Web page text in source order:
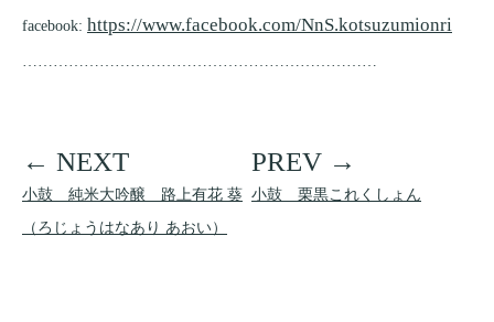
facebook: https://www.facebook.com/NnS.kotsuzumionri
……………………………………………………………
小鼓 純米大吟醸 路上有花 葵
（ろじょうはなあり あおい）
小鼓 栗黒これくしょん